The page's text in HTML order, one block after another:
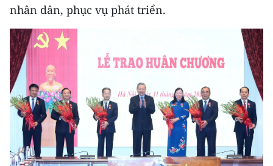
nhân dân, phục vụ phát triển.